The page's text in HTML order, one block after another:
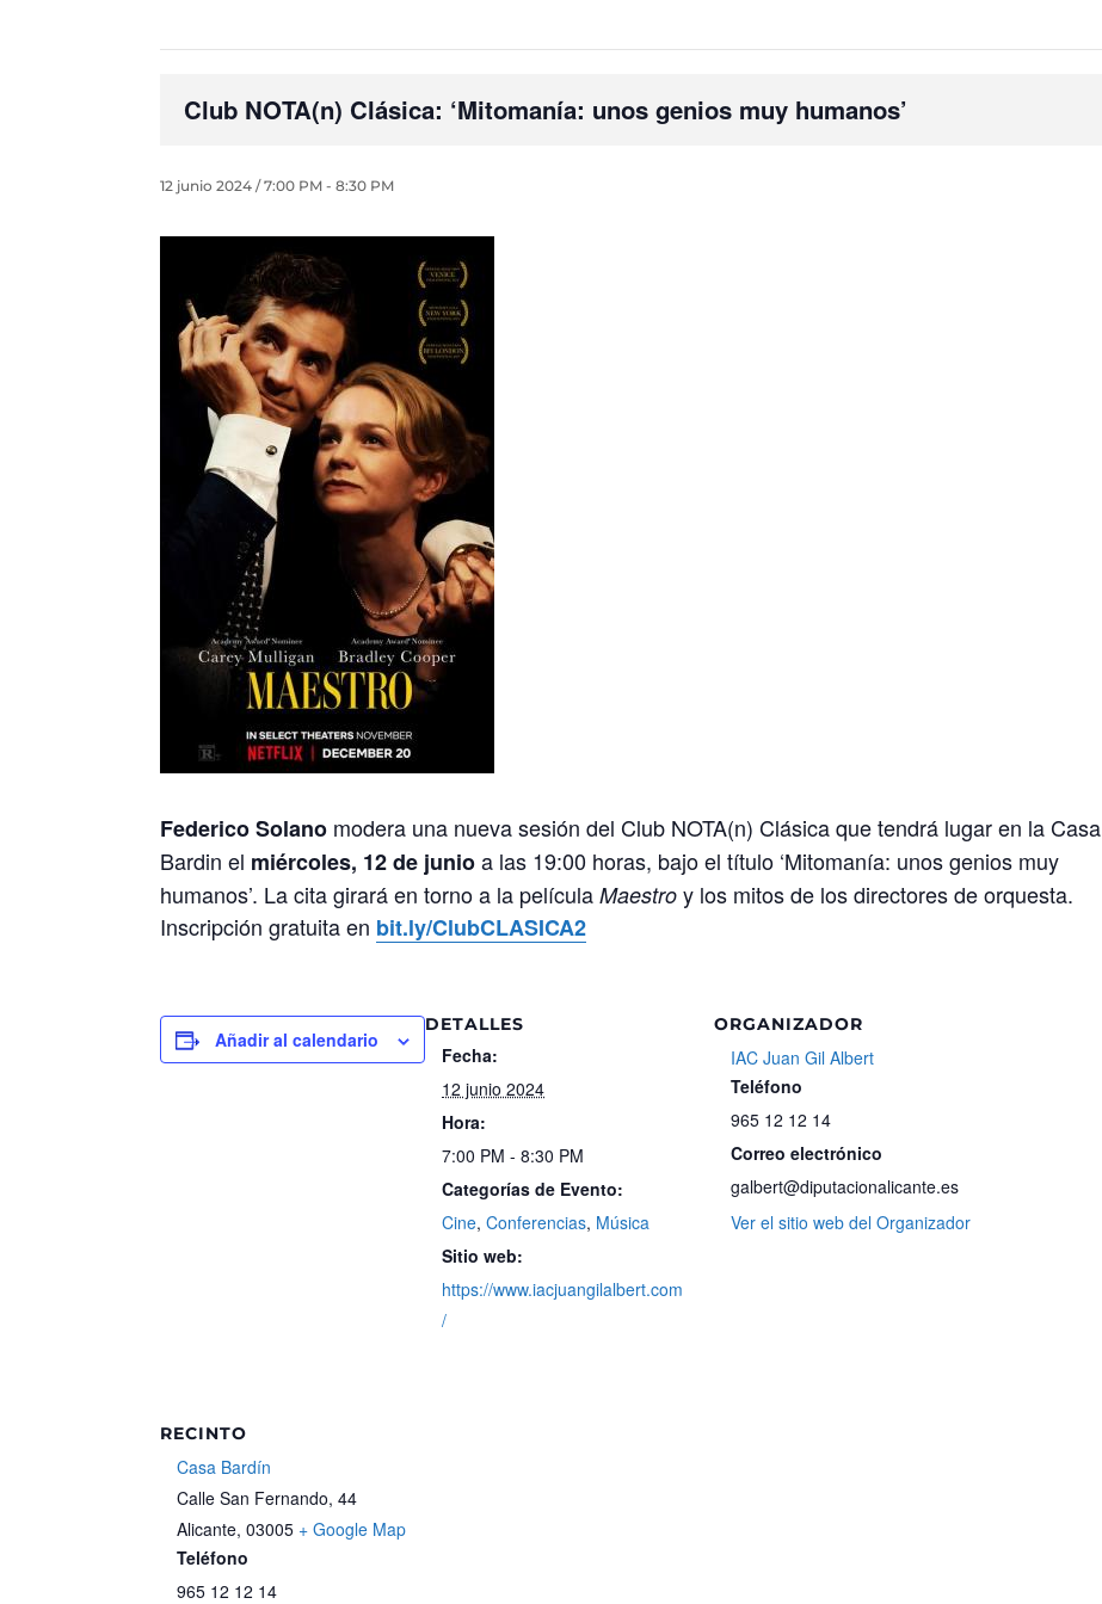
Club NOTA(n) Clásica: ‘Mitomanía: unos genios muy humanos’
12 junio 2024 / 7:00 PM -8:30 PM
Federico Solano modera una nueva sesión del Club NOTA(n) Clásica que tendrá lugar en la Casa
Bardin el miércoles, 12 de junioa las 19:00 horas, bajo el título ‘Mitomanía: unos genios muy
humanos’. La cita girará en torno a la películaMaestroy los mitos de los directores de orquesta.
Inscripción gratuita en bit.ly/ClubCLASICA2
Añadir al calendario
DETALLES
Fecha:
12 junio 2024
Hora:
7:00 PM - 8:30 PM
Categorías de Evento:
Cine,Conferencias, Música
Sitio web:
https://www.iacjuangilalbert.com
/
ORGANIZADOR
IAC Juan Gil Albert
Teléfono
965 12 12 14
Correo electrónico
galbert@diputacionalicante.es
Ver el sitio web del Organizador
RECINTO
Casa Bardín
Calle San Fernando, 44
Alicante, 03005 + Google Map
Teléfono
965 12 12 14